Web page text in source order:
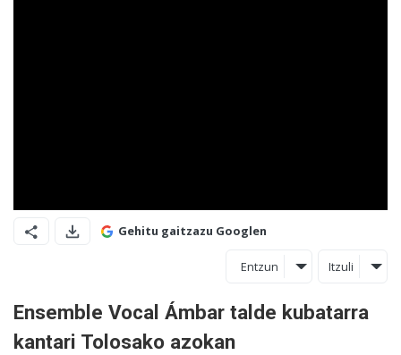
Gehitu gaitzazu Googlen
Entzun Itzuli
Ensemble Vocal Ámbar talde kubatarra
kantari Tolosako azokan